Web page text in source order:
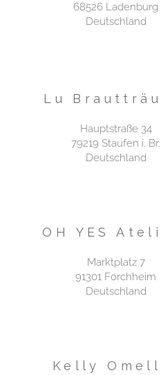
68526 Ladenburg
Deutschland
Lu
Hauptstraße 34
79219 Staufen i. Br.
Deutschland​
OH YES
Marktplatz 7
91301 Forchheim
Deutschland
Kelly